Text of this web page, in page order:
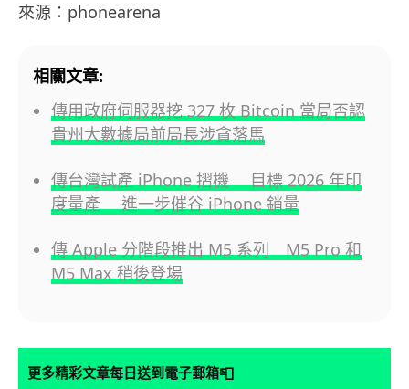
來源：phonearena
相關文章:
傳用政府伺服器挖 327 枚 Bitcoin 當局否認
貴州大數據局前局長涉貪落馬
傳台灣試產 iPhone 摺機 目標 2026 年印
度量產 進一步催谷 iPhone 銷量
傳 Apple 分階段推出 M5 系列 M5 Pro 和
M5 Max 稍後登場
更多精彩文章每日送到電子郵箱📮